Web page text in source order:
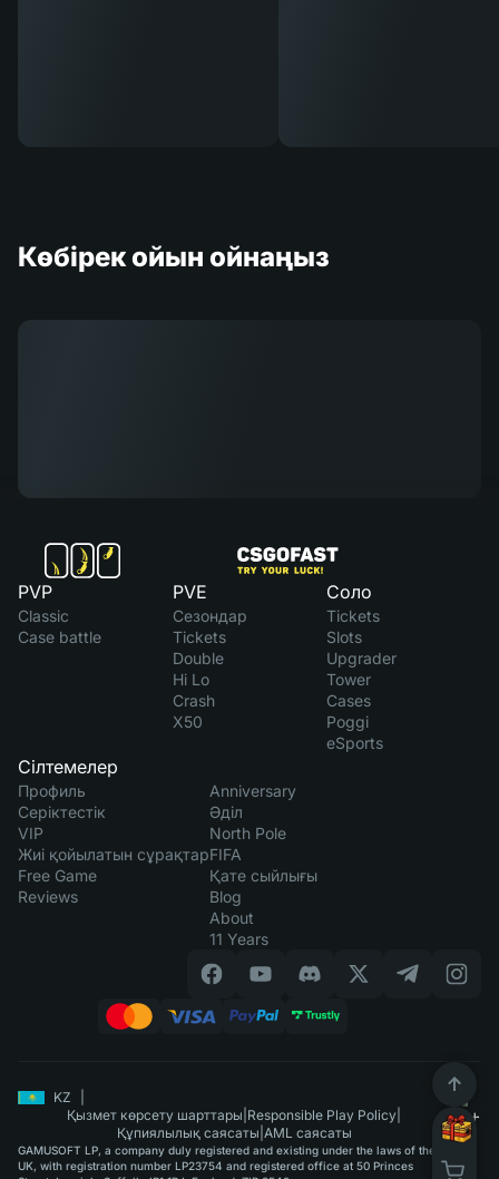
Көбірек ойын ойнаңыз
PVP
Classic
Case battle
PVE
Сезондар
Tickets
Double
Hi Lo
Crash
X50
Соло
Tickets
Slots
Upgrader
Tower
Cases
Poggi
eSports
Сілтемелер
Профиль
Серіктестік
VIP
Жиі қойылатын сұрақтар
Free Game
Reviews
Anniversary
Әділ
North Pole
FIFA
Қате сыйлығы
Blog
About
11 Years
KZ
Қызмет көрсету шарттары Responsible Play Policy
Құпиялылық саясаты AML саясаты
GAMUSOFT LP, a company duly registered and existing under the laws of the
UK, with registration number LP23754 and registered office at 50 Princes